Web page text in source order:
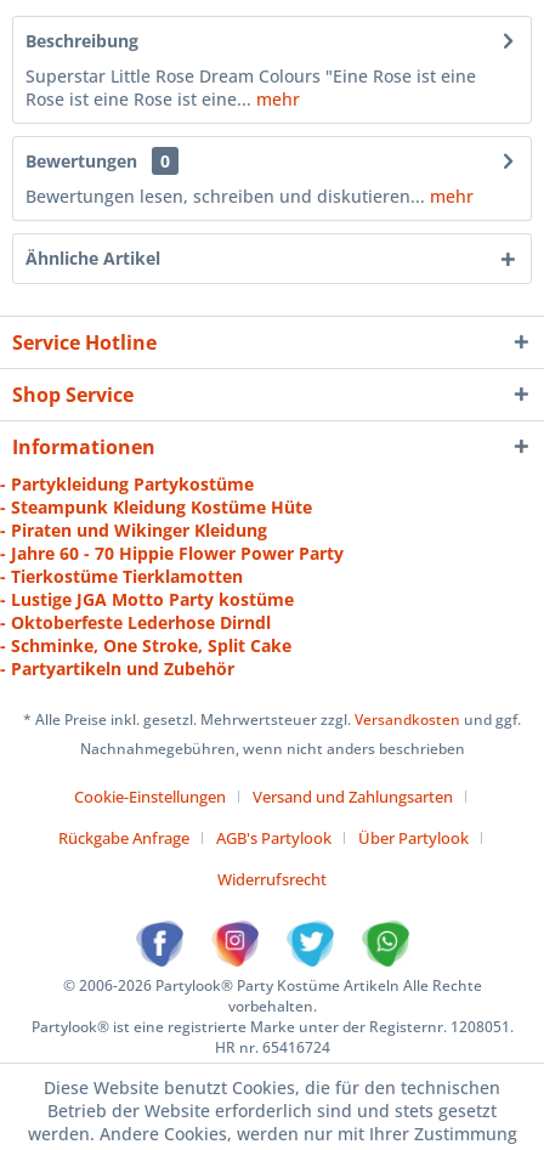
Beschreibung
Superstar Little Rose Dream Colours "Eine Rose ist eine
Rose ist eine Rose ist eine... mehr
Bewertungen
0
Bewertungen lesen, schreiben und diskutieren... mehr
Ähnliche Artikel
Service Hotline
Shop Service
Informationen
- Partykleidung Partykostüme
- Steampunk Kleidung Kostüme Hüte
- Piraten und Wikinger Kleidung
- Jahre 60 - 70 Hippie Flower Power Party
- Tierkostüme Tierklamotten
- Lustige JGA Motto Party kostüme
- Oktoberfeste Lederhose Dirndl
- Schminke, One Stroke, Split Cake
- Partyartikeln und Zubehör
* Alle Preise inkl. gesetzl. Mehrwertsteuer zzgl.Versandkosten und ggf.
Nachnahmegebühren, wenn nicht anders beschrieben
Cookie-Einstellungen
Versand und Zahlungsarten
Rückgabe Anfrage
AGB's Partylook
Über Partylook
Widerrufsrecht
© 2006-2026 Partylook® Party Kostüme Artikeln Alle Rechte
vorbehalten.
Partylook® ist eine registrierte Marke unter der Registernr. 1208051.
HR nr. 65416724
Diese Website benutzt Cookies, die für den technischen
Betrieb der Website erforderlich sind und stets gesetzt
werden. Andere Cookies, werden nur mit Ihrer Zustimmung